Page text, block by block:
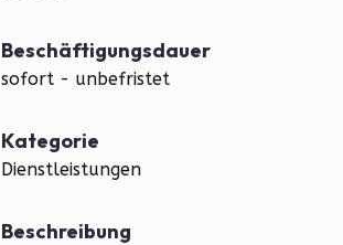
Beschäftigungsdauer
sofort - unbefristet
Kategorie
Dienstleistungen
Beschreibung